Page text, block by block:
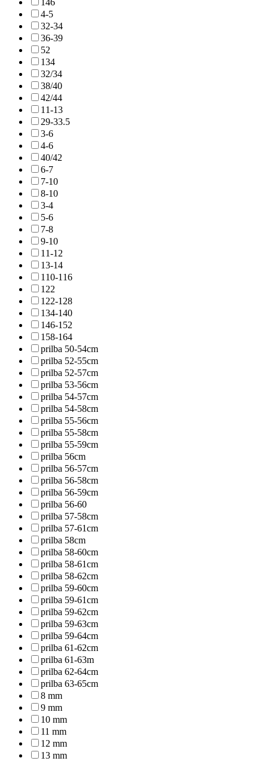
4-5
32-34
36-39
52
134
32/34
38/40
42/44
11-13
29-33.5
3-6
4-6
40/42
6-7
7-10
8-10
3-4
5-6
7-8
9-10
11-12
13-14
110-116
122
122-128
134-140
146-152
158-164
prilba 50-54cm
prilba 52-55cm
prilba 52-57cm
prilba 53-56cm
prilba 54-57cm
prilba 54-58cm
prilba 55-56cm
prilba 55-58cm
prilba 55-59cm
prilba 56cm
prilba 56-57cm
prilba 56-58cm
prilba 56-59cm
prilba 56-60
prilba 57-58cm
prilba 57-61cm
prilba 58cm
prilba 58-60cm
prilba 58-61cm
prilba 58-62cm
prilba 59-60cm
prilba 59-61cm
prilba 59-62cm
prilba 59-63cm
prilba 59-64cm
prilba 61-62cm
prilba 61-63m
prilba 62-64cm
prilba 63-65cm
8 mm
9 mm
10 mm
11 mm
12 mm
13 mm